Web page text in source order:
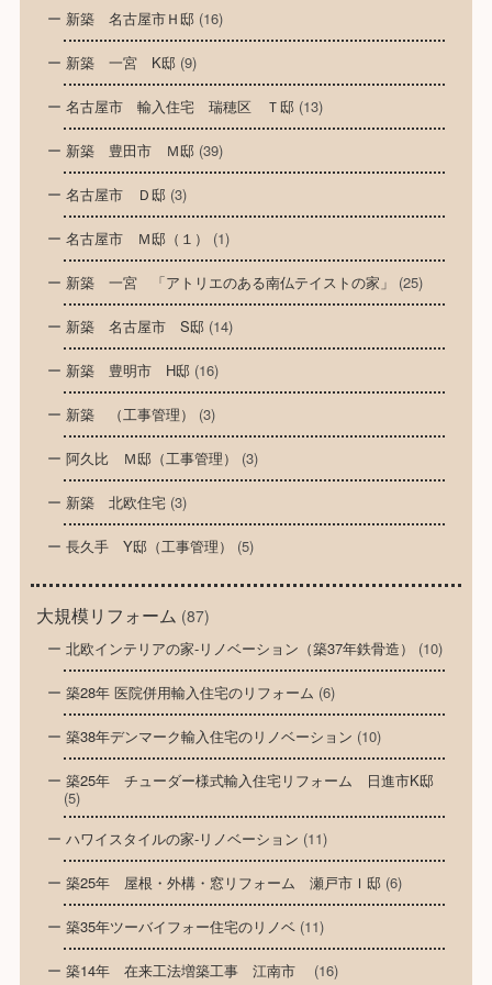
新築 名古屋市Ｈ邸(16)
新築 一宮 K邸(9)
名古屋市 輸入住宅 瑞穂区 Ｔ邸(13)
新築 豊田市 Ｍ邸(39)
名古屋市 Ｄ邸(3)
名古屋市 Ｍ邸（１） (1)
新築 一宮 「アトリエのある南仏テイストの家」 (25)
新築 名古屋市 S邸(14)
新築 豊明市 H邸(16)
新築 （工事管理） (3)
阿久比 Ｍ邸（工事管理） (3)
新築 北欧住宅(3)
長久手 Y邸（工事管理） (5)
大規模リフォーム (87)
北欧インテリアの家-リノベーション（築37年鉄骨造） (10)
築28年 医院併用輸入住宅のリフォーム (6)
築38年デンマーク輸入住宅のリノベーション (10)
築25年 チューダー様式輸入住宅リフォーム 日進市K邸
(5)
ハワイスタイルの家-リノベーション (11)
築25年 屋根・外構・窓リフォーム 瀬戸市Ｉ邸(6)
築35年ツーバイフォー住宅のリノベ(11)
築14年 在来工法増築工事 江南市 (16)